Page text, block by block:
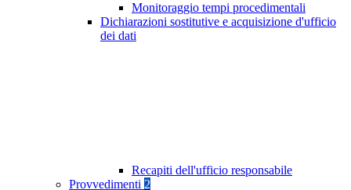
Monitoraggio tempi procedimentali
Dichiarazioni sostitutive e acquisizione d'ufficio
dei dati
Recapiti dell'ufficio responsabile
Provvedimenti 2